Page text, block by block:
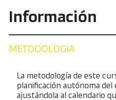
Información
METODOLOGIA
La metodología de este
planificación autónoma del
ajustándola al calendario